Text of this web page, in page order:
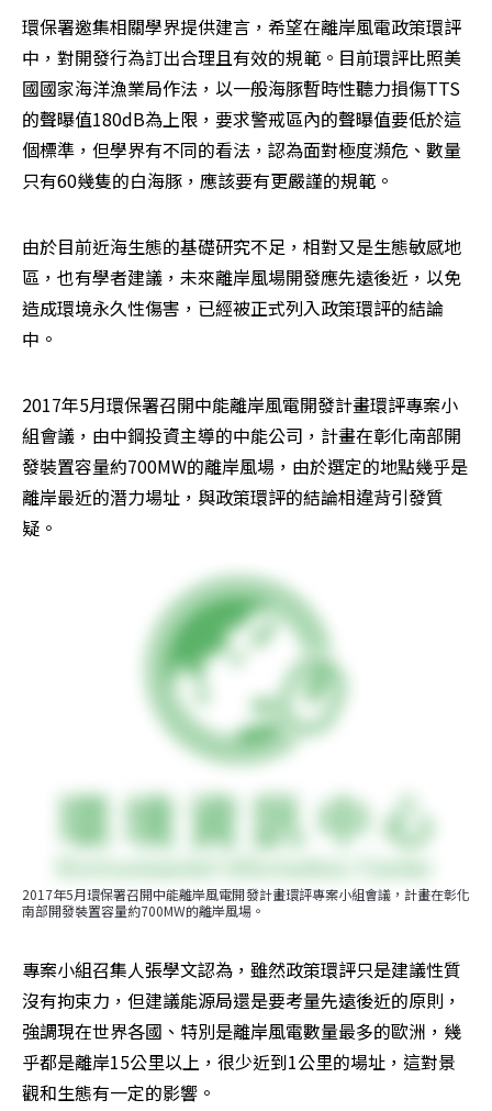
環保署邀集相關學界提供建言，希望在離岸風電政策環評
中，對開發行為訂出合理且有效的規範。目前環評比照美
國國家海洋漁業局作法，以一般海豚暫時性聽力損傷TTS
的聲曝值180dB為上限，要求警戒區內的聲曝值要低於這
個標準，但學界有不同的看法，認為面對極度瀕危、數量
只有60幾隻的白海豚，應該要有更嚴謹的規範。
由於目前近海生態的基礎研究不足，相對又是生態敏感地
區，也有學者建議，未來離岸風場開發應先遠後近，以免
造成環境永久性傷害，已經被正式列入政策環評的結論
中。
2017年5月環保署召開中能離岸風電開發計畫環評專案小
組會議，由中鋼投資主導的中能公司，計畫在彰化南部開
發裝置容量約700MW的離岸風場，由於選定的地點幾乎是
離岸最近的潛力場址，與政策環評的結論相違背引發質
疑。
2017年5月環保署召開中能離岸風電開發計畫環評專案小組會議，計畫在彰化
南部開發裝置容量約700MW的離岸風場。
專案小組召集人張學文認為，雖然政策環評只是建議性質
沒有拘束力，但建議能源局還是要考量先遠後近的原則，
強調現在世界各國、特別是離岸風電數量最多的歐洲，幾
乎都是離岸15公里以上，很少近到1公里的場址，這對景
觀和生態有一定的影響。